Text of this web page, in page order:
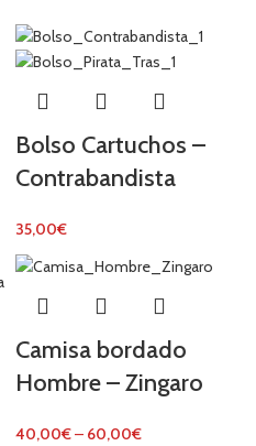
Bolso Cartuchos –
Contrabandista
35,00€
Camisa bordado
Hombre – Zingaro
40,00€– 60,00€